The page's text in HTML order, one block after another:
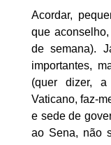
Acordar,
que
de semana).
importantes,
(quer dizer,
Vaticano, faz-
e sede de
ao Sena, não